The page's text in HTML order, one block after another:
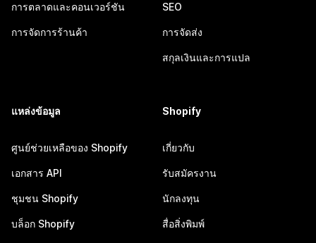
การตลาดและคอนเวอร์ชัน
การจัดการร้านค้า
SEO
การจัดส่ง
สกุลเงินและการแปล
แหล่งข้อมูล
ศูนย์ช่วยเหลือของ Shopify
เอกสาร API
ชุมชน Shopify
บล็อก Shopify
Shopify
เกี่ยวกับ
รับสมัครงาน
นักลงทุน
สื่อสิ่งพิมพ์